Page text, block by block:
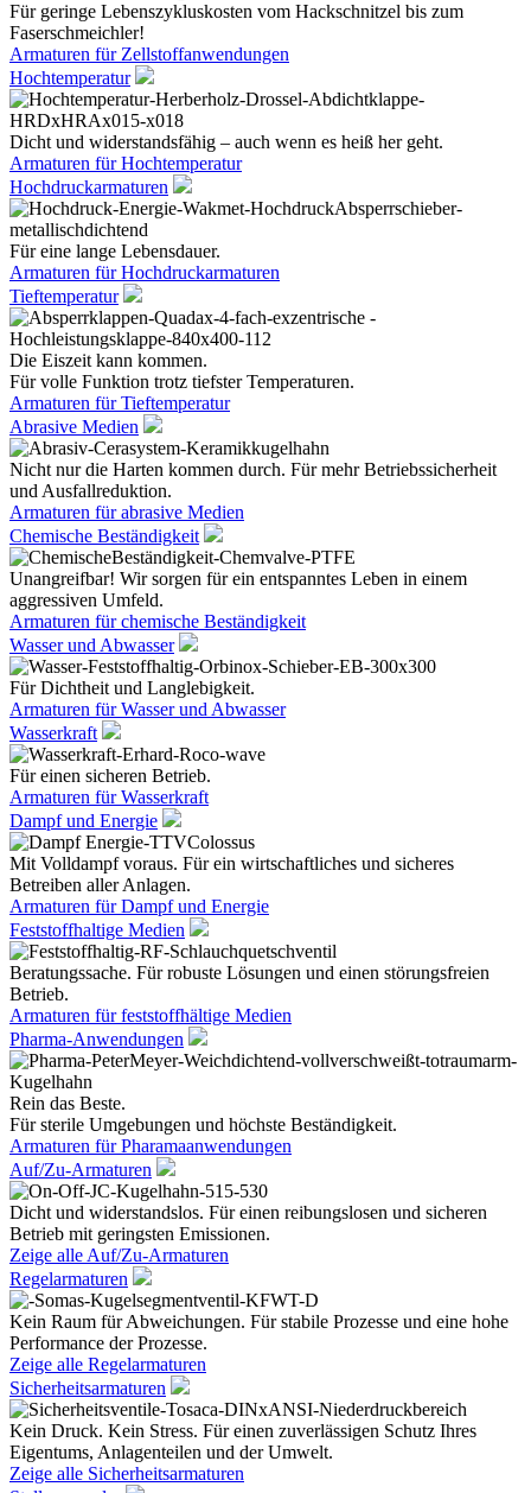
Für geringe Lebenszykluskosten vom Hackschnitzel bis zum
Faserschmeichler!
Armaturen für Zellstoffanwendungen
Hochtemperatur
Dicht und widerstandsfähig – auch wenn es heiß her geht.
Armaturen für Hochtemperatur
Hochdruckarmaturen
Für eine lange Lebensdauer.
Armaturen für Hochdruckarmaturen
Tieftemperatur
Die Eiszeit kann kommen.
Für volle Funktion trotz tiefster Temperaturen.
Armaturen für Tieftemperatur
Abrasive Medien
Nicht nur die Harten kommen durch. Für mehr Betriebssicherheit
und Ausfallreduktion.
Armaturen für abrasive Medien
Chemische Beständigkeit
Unangreifbar! Wir sorgen für ein entspanntes Leben in einem
aggressiven Umfeld.
Armaturen für chemische Beständigkeit
Wasser und Abwasser
Für Dichtheit und Langlebigkeit.
Armaturen für Wasser und Abwasser
Wasserkraft
Für einen sicheren Betrieb.
Armaturen für Wasserkraft
Dampf und Energie
Mit Volldampf voraus. Für ein wirtschaftliches und sicheres
Betreiben aller Anlagen.
Armaturen für Dampf und Energie
Feststoffhaltige Medien
Beratungssache. Für robuste Lösungen und einen störungsfreien
Betrieb.
Armaturen für feststoffhältige Medien
Pharma-Anwendungen
Rein das Beste.
Für sterile Umgebungen und höchste Beständigkeit.
Armaturen für Pharamaanwendungen
Auf/Zu-Armaturen
Dicht und widerstandslos. Für einen reibungslosen und sicheren
Betrieb mit geringsten Emissionen.
Zeige alle Auf/Zu-Armaturen
Regelarmaturen
Kein Raum für Abweichungen. Für stabile Prozesse und eine hohe
Performance der Prozesse.
Zeige alle Regelarmaturen
Sicherheitsarmaturen
Kein Druck. Kein Stress. Für einen zuverlässigen Schutz Ihres
Eigentums, Anlagenteilen und der Umwelt.
Zeige alle Sicherheitsarmaturen